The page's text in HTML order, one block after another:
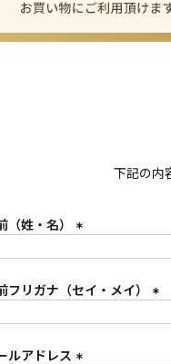
下記の内
（姓・名）
須
フリガナ（セイ・メイ）
ルアドレス